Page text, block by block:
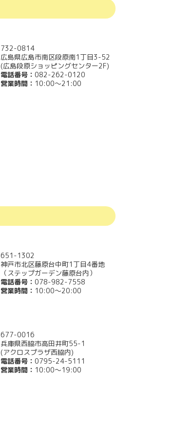
732-0814
広島県広島市南区段原南1丁目3-52
(広島段原ショッピングセンター2F)
電話番号： 082-262-0120
営業時間： 10:00～21:00
651-1302
神戸市北区藤原台中町1丁目4番地
（ステップガーデン藤原台内）
電話番号： 078-982-7558
営業時間： 10:00～20:00
677-0016
兵庫県西脇市高田井町55-1
(アクロスプラザ西脇内)
電話番号： 0795-24-5111
営業時間： 10:00～19:00